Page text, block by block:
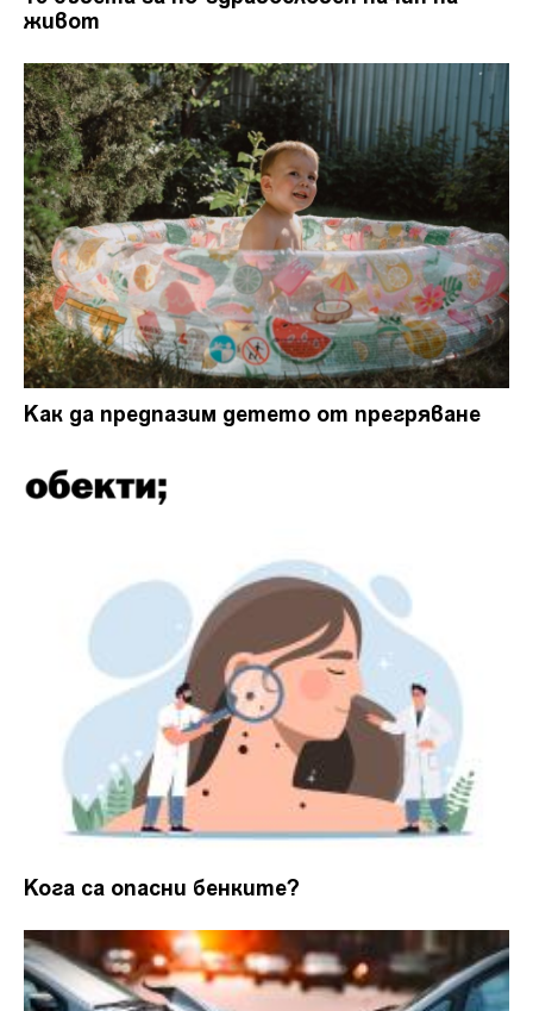
живот
Как да предпазим детето от прегряване
Кога са опасни бенките?